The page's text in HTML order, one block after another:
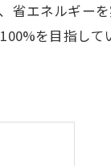
省エネルギー
を目指し